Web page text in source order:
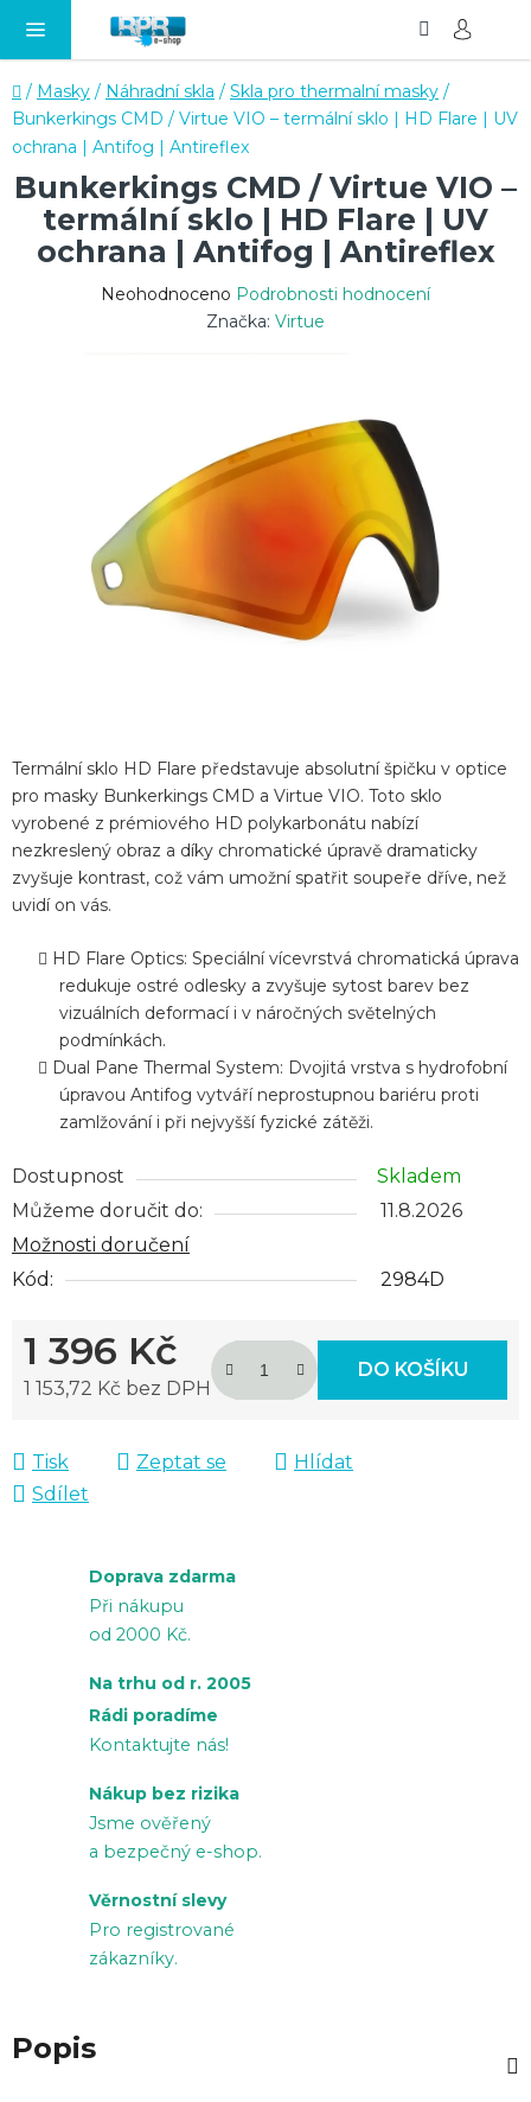
Domů
/ Masky / Náhradní skla / Skla pro thermalní masky /
Bunkerkings CMD / Virtue VIO – termální sklo | HD Flare | UV
ochrana | Antifog | Antireflex
Termální sklo HD Flare představuje absolutní špičku v optice
pro masky Bunkerkings CMD a Virtue VIO. Toto sklo
vyrobené z prémiového HD polykarbonátu nabízí
nezkreslený obraz a díky chromatické úpravě dramaticky
zvyšuje kontrast, což vám umožní spatřit soupeře dříve, než
uvidí on vás.
HD Flare Optics: Speciální vícevrstvá chromatická úprava
redukuje ostré odlesky a zvyšuje sytost barev bez
vizuálních deformací i v náročných světelných
podmínkách.
Dual Pane Thermal System: Dvojitá vrstva s hydrofobní
úpravou Antifog vytváří neprostupnou bariéru proti
zamlžování i při nejvyšší fyzické zátěži.
Dostupnost
Skladem
Můžeme doručit do:
11.8.2026
Možnosti doručení
Kód:
2984D
1 396 Kč
1 153,72 Kč bez DPH
DO KOŠÍKU
Tisk Zeptat se
Hlídat
Sdílet
Bunkerkings CMD / Virtue VIO –
termální sklo | HD Flare | UV
ochrana | Antifog | Antireflex
Průměrné
hvězdiček.
Neohodnoceno Podrobnosti hodnocení
Značka: Virtue
Doprava zdarma
Při nákupu
od 2000 Kč.
Na trhu od r. 2005
Rádi poradíme
Kontaktujte nás!
Nákup bez rizika
Jsme ověřený
a bezpečný e-shop.
Věrnostní slevy
Pro registrované
zákazníky.
Popis